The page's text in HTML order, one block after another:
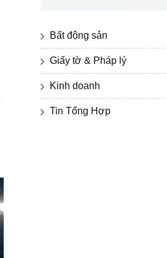
Bất động sản
Giấy tờ & Pháp lý
Kinh doanh
Tin Tổng Hợp